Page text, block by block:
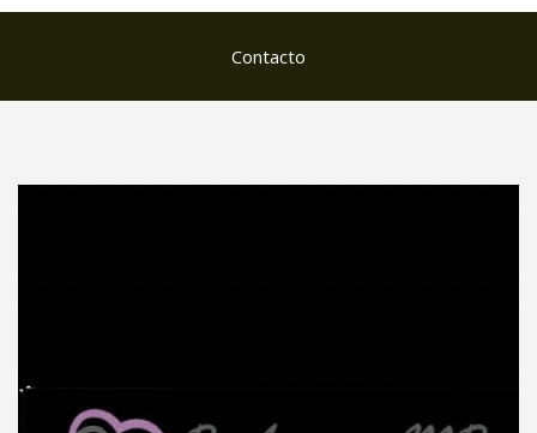
Contacto